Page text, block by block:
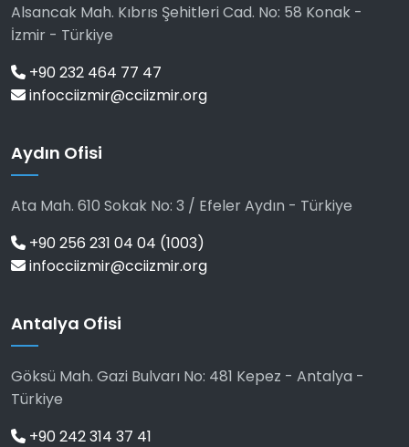
Alsancak Mah. Kıbrıs Şehitleri Cad. No: 58 Konak -
İzmir - Türkiye
+90 232 464 77 47
infocciizmir@cciizmir.org
Aydın Ofisi
Ata Mah. 610 Sokak No: 3 / Efeler Aydın - Türkiye
+90 256 231 04 04 (1003)
infocciizmir@cciizmir.org
Antalya Ofisi
Göksü Mah. Gazi Bulvarı No: 481 Kepez - Antalya -
Türkiye
+90 242 314 37 41